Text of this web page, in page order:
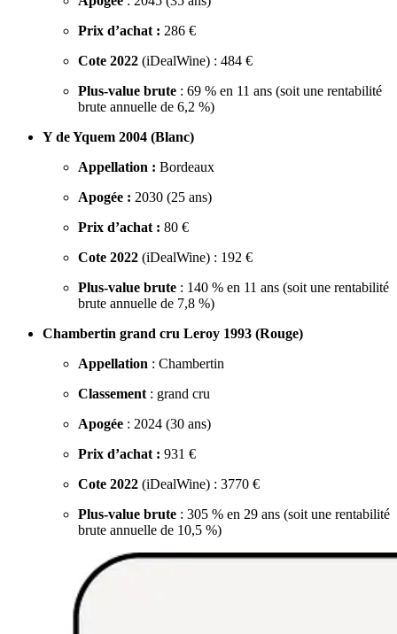
Prix d’achat : 286 €
Cote 2022 (iDealWine) : 484 €
Plus-value brute : 69 % en 11 ans (soit une rentabilité
brute annuelle de 6,2 %)
Y de Yquem 2004 (Blanc)
Appellation : Bordeaux
Apogée : 2030 (25 ans)
Prix d’achat : 80 €
Cote 2022 (iDealWine) : 192 €
Plus-value brute : 140 % en 11 ans (soit une rentabilité
brute annuelle de 7,8 %)
Chambertin grand cru Leroy 1993 (Rouge)
Appellation : Chambertin
Classement : grand cru
Apogée : 2024 (30 ans)
Prix d’achat : 931 €
Cote 2022 (iDealWine) : 3770 €
Plus-value brute : 305 % en 29 ans (soit une rentabilité
brute annuelle de 10,5 %)